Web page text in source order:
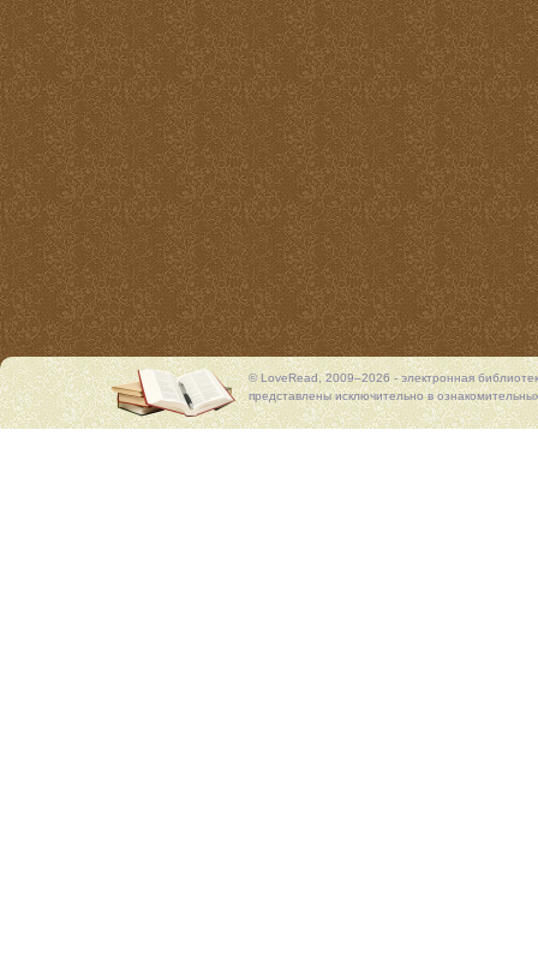
© LoveRead, 2009–2026 - электронная
представлены исключительно в